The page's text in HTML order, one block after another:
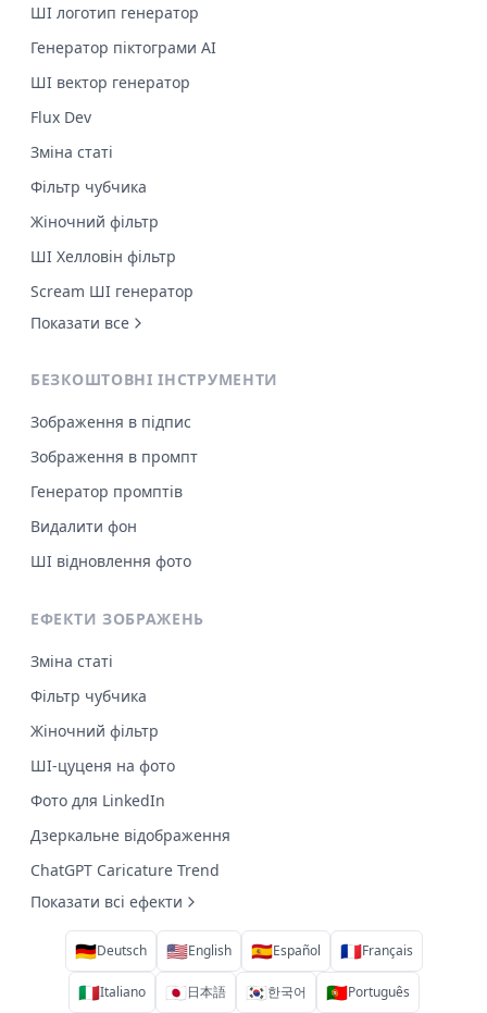
ШІ логотип генератор
Генератор піктограми AI
ШІ вектор генератор
Flux Dev
Зміна статі
Фільтр чубчика
Жіночний фільтр
ШІ Хелловін фільтр
Scream ШІ генератор
Показати все
БЕЗКОШТОВНІ ІНСТРУМЕНТИ
Зображення в підпис
Зображення в промпт
Генератор промптів
Видалити фон
ШІ відновлення фото
ЕФЕКТИ ЗОБРАЖЕНЬ
Зміна статі
Фільтр чубчика
Жіночний фільтр
ШІ-цуценя на фото
Фото для LinkedIn
Дзеркальне відображення
ChatGPT Caricature Trend
Показати всі ефекти
🇩🇪Deutsch 🇺🇸English 🇪🇸Español 🇫🇷Français
🇮🇹Italiano 🇯🇵日本語 🇰🇷한국어 🇵🇹Português